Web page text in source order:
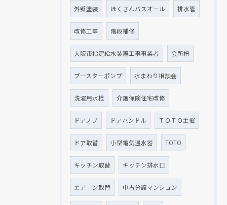
外壁塗装 ほくさんバスオール 排水管
改修工事 階段補修
大阪市指定給水装置工事事業者 会所枡
ブースターポンプ 水まわり相談会
洗濯用水栓 介護保険住宅改修
ドアノブ ドアハンドル ＴＯＴＯ主催
ドア取替 小型電気温水器 TOTO
キッチン取替 キッチン排水口
エアコン取替 中古分譲マンション